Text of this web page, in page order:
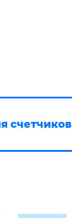
счетчиков